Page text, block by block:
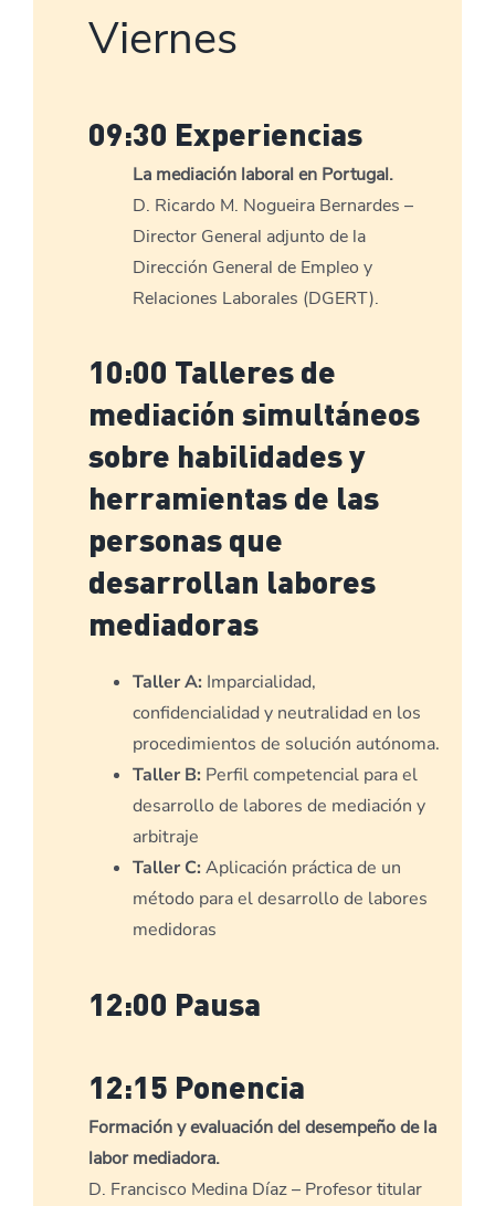
Viernes
09:30 Experiencias
La mediación laboral en Portugal.
D. Ricardo M. Nogueira Bernardes –
Director General adjunto de la
Dirección General de Empleo y
Relaciones Laborales (DGERT).
10:00 Talleres de
mediación simultáneos
sobre habilidades y
herramientas de las
personas que
desarrollan labores
mediadoras
Taller A: Imparcialidad,
confidencialidad y neutralidad en los
procedimientos de solución autónoma.
Taller B: Perfil competencial para el
desarrollo de labores de mediación y
arbitraje
Taller C: Aplicación práctica de un
método para el desarrollo de labores
medidoras
12:00 Pausa
12:15 Ponencia
Formación y evaluación del desempeño de la
labor mediadora.
D. Francisco Medina Díaz – Profesor titular